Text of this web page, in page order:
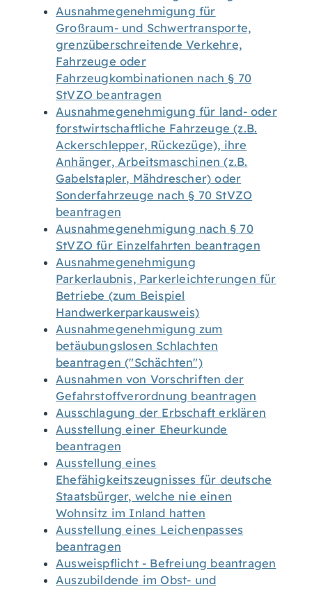
Ausnahmegenehmigung für
Großraum- und Schwertransporte,
grenzüberschreitende Verkehre,
Fahrzeuge oder
Fahrzeugkombinationen nach § 70
StVZO beantragen
Ausnahmegenehmigung für land- oder
forstwirtschaftliche Fahrzeuge (z.B.
Ackerschlepper, Rückezüge), ihre
Anhänger, Arbeitsmaschinen (z.B.
Gabelstapler, Mähdrescher) oder
Sonderfahrzeuge nach § 70 StVZO
beantragen
Ausnahmegenehmigung nach § 70
StVZO für Einzelfahrten beantragen
Ausnahmegenehmigung
Parkerlaubnis, Parkerleichterungen für
Betriebe (zum Beispiel
Handwerkerparkausweis)
Ausnahmegenehmigung zum
betäubungslosen Schlachten
beantragen ("Schächten")
Ausnahmen von Vorschriften der
Gefahrstoffverordnung beantragen
Ausschlagung der Erbschaft erklären
Ausstellung einer Eheurkunde
beantragen
Ausstellung eines
Ehefähigkeitszeugnisses für deutsche
Staatsbürger, welche nie einen
Wohnsitz im Inland hatten
Ausstellung eines Leichenpasses
beantragen
Ausweispflicht - Befreiung beantragen
Auszubildende im Obst- und